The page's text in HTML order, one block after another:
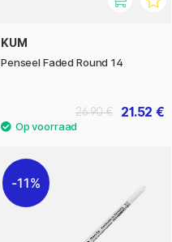
KUM
Penseel Faded Round 14
21.52 €
26.90 €
11%